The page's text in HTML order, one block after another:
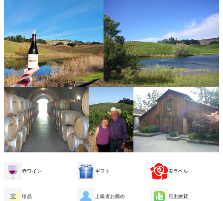
赤ワイン ギフト 美ラベル
珍品 上級者お薦め 店主絶賛